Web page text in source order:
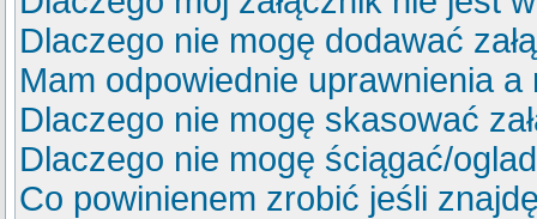
Dlaczego nie mogę dodawać
Mam odpowiednie uprawnienia
Dlaczego nie mogę skasować
Dlaczego nie mogę ściągać/
Co powinienem zrobić jeśli